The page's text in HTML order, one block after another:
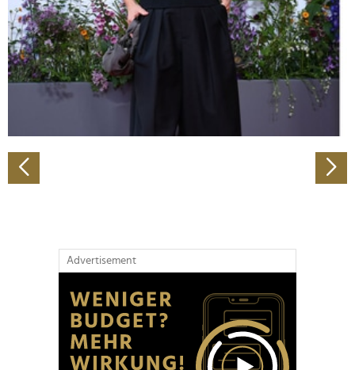
Wir verwenden Cookies, um Inhalte und Anzeigen zu
personalisieren, Funktionen für soziale Medien anbieten
zu können und die Zugriffe auf unsere Website zu
analysieren. Außerdem geben wir Informationen zu Ihrer
Verwendung unserer Website an unsere Partner für
soziale Medien, Werbung und Analysen weiter. Unsere
Partner führen diese Informationen möglicherweise mit
haben oder die sie im Rahmen Ihrer Nutzung der Dienste
gesammelt haben.
Advertisement